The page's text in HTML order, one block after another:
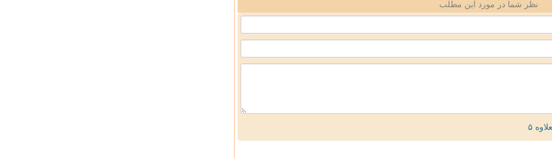
نظر شما در مورد این مطلب